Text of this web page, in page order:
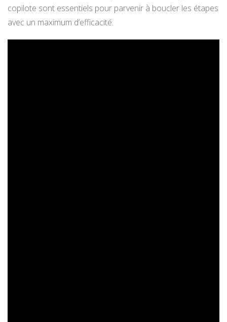
copilote sont essentiels pour parvenir à boucler les étapes
avec un maximum d’efficacité.